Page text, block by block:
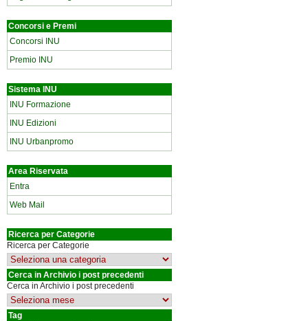
Concorsi e Premi
Concorsi INU
Premio INU
Sistema INU
INU Formazione
INU Edizioni
INU Urbanpromo
Area Riservata
Entra
Web Mail
Ricerca per Categorie
Ricerca per Categorie
Cerca in Archivio i post precedenti
Cerca in Archivio i post precedenti
Tag